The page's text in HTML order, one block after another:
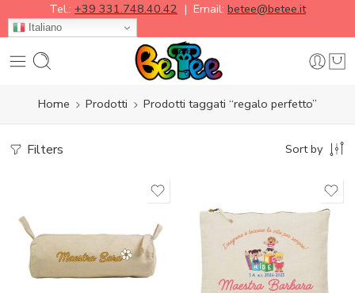
Tel.: +39 331.748.40.42 | Email: betee@betee.it
Italiano
Home Prodotti Prodotti taggati “regalo perfetto”
Filters Sort by